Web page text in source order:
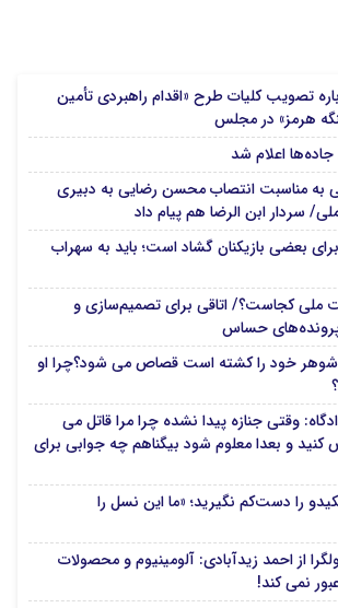
تصویب کلیات طرح «اقدام راهبردی تأمین
هرمز» در مجلس
اعلام شد
به مناسبت انتصاب محسن رضایی به دبیری
سردار ابن الرضا هم پیام داد
بعضی بازیکنان گشاد است؛ باید به سهراب
ملی کجاست؟/ اتاقی برای تصمیم‌سازی و
پرونده‌های حساس
بالاخره زنی که 10شوهر خود را کشته است قصاص می شود؟چرا او
وقتی جنازه پیدا نشده چرا مرا قاتل می
کنید و بعدا معلوم شود بیگناهم چه جوابی برای
را دست‌کم نگیرید؛ «ما این نسل را
از احمد زیدآبادی: آلومینیوم و محصولات
نمی کند!